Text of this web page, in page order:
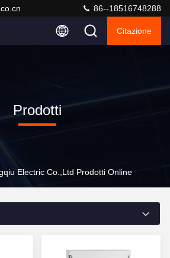
86--18516748288
Citazione
Prodotti
Electric Co.,ltd Prodotti Online